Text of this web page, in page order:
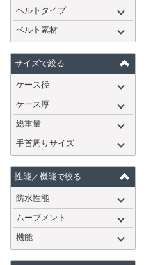
ベルトタイプ
ベルト素材
サイズで絞る
ケース径
ケース厚
総重量
手首周りサイズ
性能／機能で絞る
防水性能
ムーブメント
機能